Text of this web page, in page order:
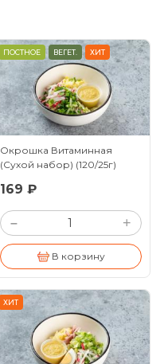
ПОСТНОЕ ВЕГЕТ. ХИТ
Окрошка Витаминная
(Сухой набор) (120/25г)
169 ₽
– +
В корзину
ХИТ